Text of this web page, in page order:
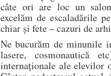
câte ori are loc un
excelăm de escaladările
chiar şi fete – cazuri de
Ne bucurăm de minunile
lasere, cosmonautică
internaţionale ale elevilor